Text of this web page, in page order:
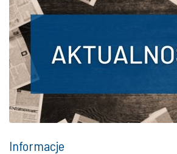
Informacje